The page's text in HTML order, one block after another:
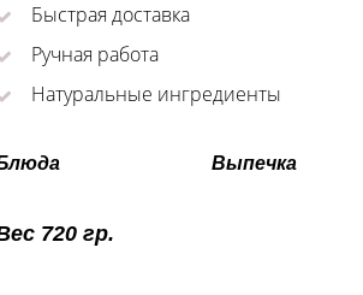
Быстрая доставка
Ручная работа
Натуральные ингредиенты
Выпечка
720 гр.